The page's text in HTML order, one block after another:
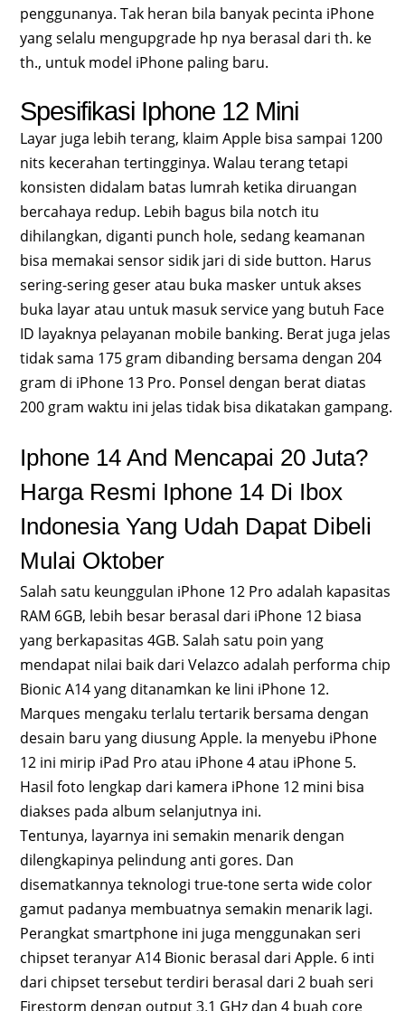
penggunanya. Tak heran bila banyak pecinta iPhone
yang selalu mengupgrade hp nya berasal dari th. ke
th., untuk model iPhone paling baru.
Spesifikasi Iphone 12 Mini
Layar juga lebih terang, klaim Apple bisa sampai 1200
nits kecerahan tertingginya. Walau terang tetapi
konsisten didalam batas lumrah ketika diruangan
bercahaya redup. Lebih bagus bila notch itu
dihilangkan, diganti punch hole, sedang keamanan
bisa memakai sensor sidik jari di side button. Harus
sering-sering geser atau buka masker untuk akses
buka layar atau untuk masuk service yang butuh Face
ID layaknya pelayanan mobile banking. Berat juga jelas
tidak sama 175 gram dibanding bersama dengan 204
gram di iPhone 13 Pro. Ponsel dengan berat diatas
200 gram waktu ini jelas tidak bisa dikatakan gampang.
Iphone 14 And Mencapai 20 Juta?
Harga Resmi Iphone 14 Di Ibox
Indonesia Yang Udah Dapat Dibeli
Mulai Oktober
Salah satu keunggulan iPhone 12 Pro adalah kapasitas
RAM 6GB, lebih besar berasal dari iPhone 12 biasa
yang berkapasitas 4GB. Salah satu poin yang
mendapat nilai baik dari Velazco adalah performa chip
Bionic A14 yang ditanamkan ke lini iPhone 12.
Marques mengaku terlalu tertarik bersama dengan
desain baru yang diusung Apple. Ia menyebu iPhone
12 ini mirip iPad Pro atau iPhone 4 atau iPhone 5.
Hasil foto lengkap dari kamera iPhone 12 mini bisa
diakses pada album selanjutnya ini.
Tentunya, layarnya ini semakin menarik dengan
dilengkapinya pelindung anti gores. Dan
disematkannya teknologi true-tone serta wide color
gamut padanya membuatnya semakin menarik lagi.
Perangkat smartphone ini juga menggunakan seri
chipset teranyar A14 Bionic berasal dari Apple. 6 inti
dari chipset tersebut terdiri berasal dari 2 buah seri
Firestorm dengan output 3.1 GHz dan 4 buah core